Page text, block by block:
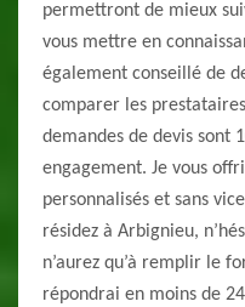
permettront de mieux
vous mettre en
également conseillé de
comparer les
demandes de devis sont
engagement. Je vous
personnalisés et sans
résidez à Arbignieu,
n’aurez qu’à remplir le
répondrai en moins de